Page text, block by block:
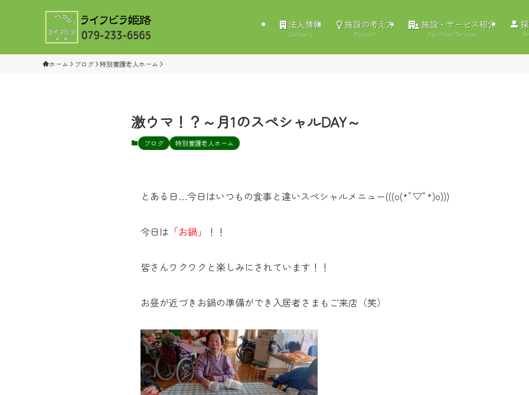
法人情報
Company
施設の考え方
Thought
施設・サービス紹介
Facilities/Services
ホーム ブログ 特別養護老人ホーム
激ウマ！？～月1のスペシャルDAY～
ブログ 特別養護老人ホーム
とある日…今日はいつもの食事と違いスペシャルメニュー(((o(*ﾟ▽ﾟ*)o)))
今日は 「お鍋」 ！！
皆さんワクワクと楽しみにされています！！
お昼が近づきお鍋の準備ができ入居者さまもご来店（笑）